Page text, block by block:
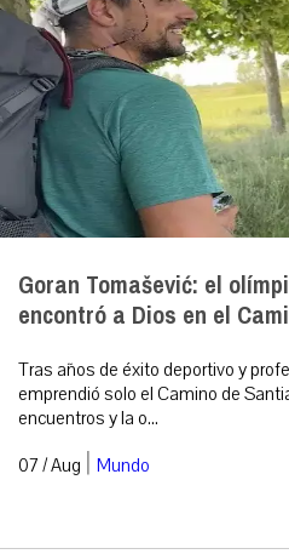
Goran Tomašević: el
encontró a Dios en el
Tras años de éxito deportivo y
emprendió solo el Camino de
encuentros y la o...
07 / Aug | Mundo